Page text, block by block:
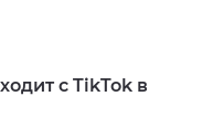
с TikTok в